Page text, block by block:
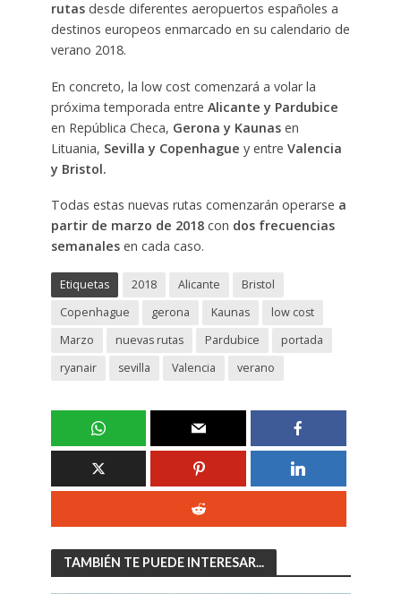
rutasdesde diferentes aeropuertos españoles a
destinos europeos enmarcado en su calendario de
verano 2018.
En concreto, la low cost comenzará a volar la
próxima temporada entre Alicante y Pardubice
en República Checa, Gerona y Kaunasen
Lituania, Sevilla y Copenhague y entre Valencia
y Bristol.
Todas estas nuevas rutas comenzarán operarse a
partir de marzo de 2018con dos frecuencias
semanalesen cada caso.
Etiquetas 2018 Alicante
Bristol
Copenhague
gerona Kaunas
low cost
Marzo
nuevas rutas Pardubice
portada
ryanair
sevilla Valencia verano
TAMBIÉN TE PUEDE INTERESAR...